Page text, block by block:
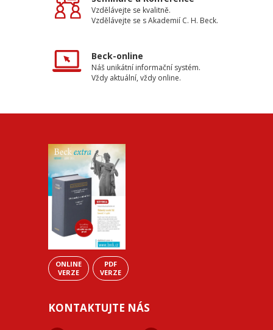
Vzdělávejte se kvalitně.
Vzdělávejte se s Akademií C. H. Beck.
Beck-online
Náš unikátní informační systém.
Vždy aktuální, vždy online.
ONLINE
VERZE
PDF
VERZE
KONTAKTUJTE NÁS